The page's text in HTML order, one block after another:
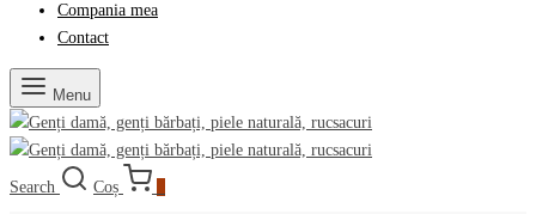
Compania mea
Contact
Menu
Search Coș